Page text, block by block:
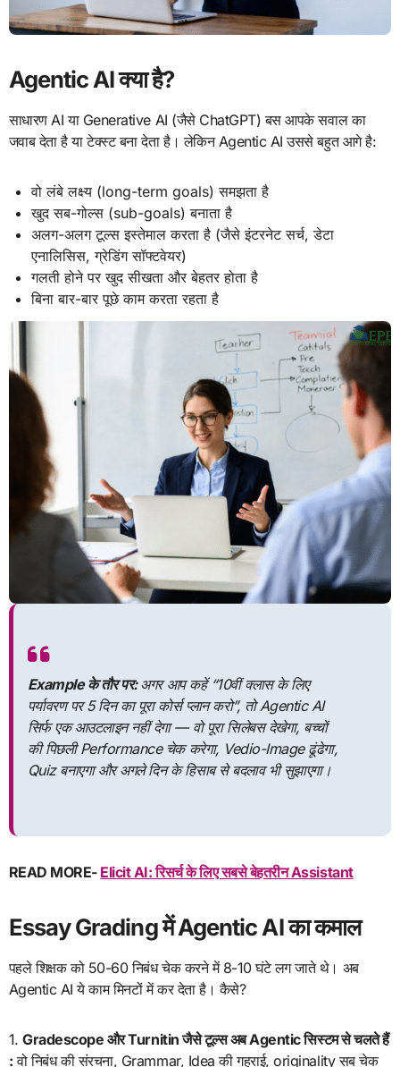
Agentic AI क्या है?
साधारण AI या Generative AI (जैसे ChatGPT) बस आपके सवाल का
जवाब देता है या टेक्स्ट बना देता है। लेकिन Agentic AI उससे बहुत आगे है:
वो लंबे लक्ष्य (long-term goals) समझता है
खुद सब-गोल्स (sub-goals) बनाता है
अलग-अलग टूल्स इस्तेमाल करता है (जैसे इंटरनेट सर्च, डेटा
एनालिसिस, ग्रेडिंग सॉफ्टवेयर)
गलती होने पर खुद सीखता और बेहतर होता है
बिना बार-बार पूछे काम करता रहता है
Example के तौर पर:अगर आप कहें “10वीं क्लास के लिए
पर्यावरण पर 5 दिन का पूरा कोर्स प्लान करो”, तो Agentic AI
सिर्फ एक आउटलाइन नहीं देगा — वो पूरा सिलेबस देखेगा, बच्चों
की पिछली Performance चेक करेगा, Vedio-Image ढूंढेगा,
Quiz बनाएगा और अगले दिन के हिसाब से बदलाव भी सुझाएगा।
READ MORE- Elicit AI: रिसर्च के लिए सबसे बेहतरीन Assistant
Essay Grading में Agentic AI का कमाल
पहले शिक्षक को 50-60 निबंध चेक करने में 8-10 घंटे लग जाते थे। अब
Agentic AI ये काम मिनटों में कर देता है। कैसे?
1.Gradescope और Turnitin जैसे टूल्स अब Agentic सिस्टम से चलते हैं
: वो निबंध की संरचना, Grammar, Idea की गहराई, originality सब चेक